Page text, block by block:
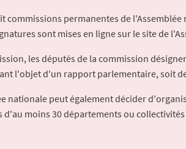
commissions permanentes de
sont mises en ligne sur le site de
les députés de la commission
l'objet d'un rapport parlementaire, soit
nationale peut également décider
d'au moins 30 départements ou